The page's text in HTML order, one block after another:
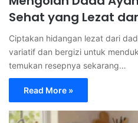
Sehat yang Lezat
Ciptakan hidangan lezat dari
variatif dan bergizi untuk
temukan resepnya sekarang…
Read More »